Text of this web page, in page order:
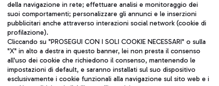
ITA
della navigazione in rete; effettuare analisi e monitoraggio dei
suoi comportamenti; personalizzare gli annunci e le inserzioni
pubblicitari anche attraverso interazioni social network (cookie di
profilazione).
Cliccando su "PROSEGUI CON I SOLI COOKIE NECESSARI" o sulla
"X" in alto a destra in questo banner, lei non presta il consenso
all'uso dei cookie che richiedono il consenso, mantenendo le
impostazioni di default, e saranno installati sul suo dispositivo
esclusivamente i cookie funzionali alla navigazione sul sito web e i